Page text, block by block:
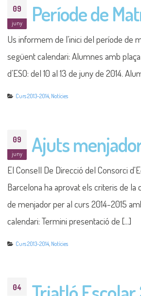
09
juny Període de
Us informem de l'inici del període de
següent calendari: Alumnes amb
d’ESO: del 10 al 13 de juny de 2014.
Curs 2013-2014, Notícies
09
juny Ajuts
El Consell De Direcció del Consorci
Barcelona ha aprovat els criteris de la
de menjador per al curs 2014-2015
calendari: Termini presentació de [...]
Curs 2013-2014, Notícies
04